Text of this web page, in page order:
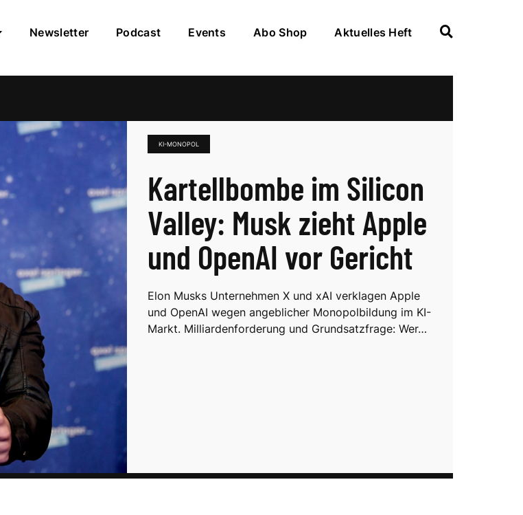
Newsletter Podcast Events Abo Shop Aktuelles Heft
KI-MONOPOL
Kartellbombe im Silicon
Valley: Musk zieht Apple
und OpenAI vor Gericht
Elon Musks Unternehmen X und xAI verklagen Apple
und OpenAI wegen angeblicher Monopolbildung im KI-
Markt. Milliardenforderung und Grundsatzfrage: Wer…